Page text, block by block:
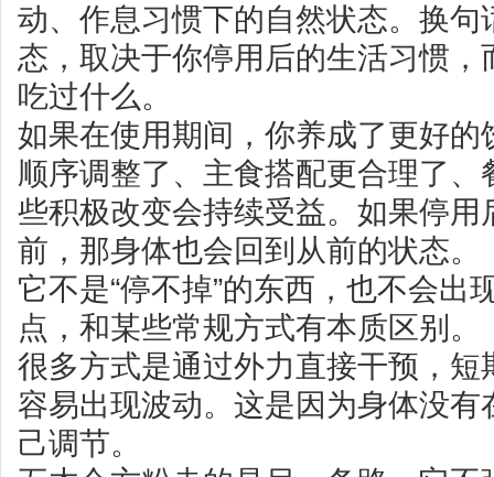
动、作息习惯下的自然状态。换句
态，取决于你停用后的生活习惯
吃过什么。
如果在使用期间，你养成了更好的
顺序调整了、主食搭配更合理了
些积极改变会持续受益。如果停用
前，那身体也会回到从前的状态。
它不是“停不掉”的东西，也不会出
点，和某些常规方式有本质区别。
很多方式是通过外力直接干预，短
容易出现波动。这是因为身体没
己调节。